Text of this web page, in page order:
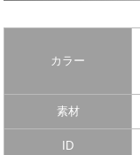
カラー
素材
ID